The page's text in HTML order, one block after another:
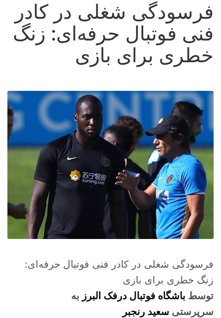
فرسودگی شغلی در کادر
فنی فوتبال حرفه‌ای: زنگ
خطری برای بازی
فرسودگی شغلی در کادر فنی فوتبال حرفه‌ای:
زنگ خطری برای بازی
توسط باشگاه فوتبال درفک البرز به
سرپرستی سعید رنجبر